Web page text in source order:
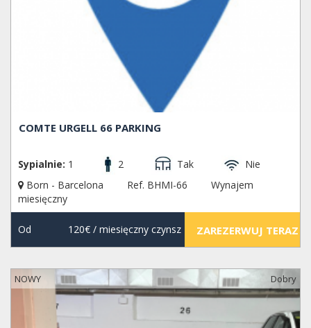
COMTE URGELL 66 PARKING
Sypialnie: 1 2 Tak
Nie
Born - Barcelona
Ref. BHMI-66
Wynajem
miesięczny
Od 120€/ miesięczny czynsz ZAREZERWUJ TERAZ
NOWY Dobry